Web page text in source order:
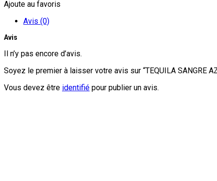
Ajoute au favoris
Avis (0)
Avis
Il n’y pas encore d’avis.
Soyez le premier à laisser votre avis sur “TEQUILA SANGRE
Vous devez être identifié pour publier un avis.